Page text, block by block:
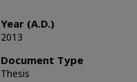
Year (A.D.)
2013
Document Type
Thesis